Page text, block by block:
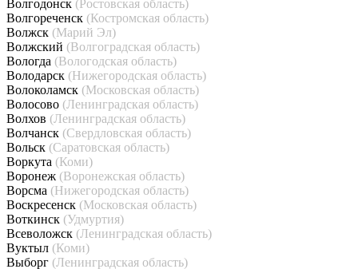
Волгодонск (Ростовская область)
Волгореченск (Костромская область)
Волжск (Марий Эл)
Волжский (Волгоградская область)
Вологда (Вологодская область)
Володарск (Нижегородская область)
Волоколамск (Московская область)
Волосово (Ленинградская область)
Волхов (Ленинградская область)
Волчанск (Свердловская область)
Вольск (Саратовская область)
Воркута (Коми)
Воронеж (Воронежская область)
Ворсма (Нижегородская область)
Воскресенск (Московская область)
Воткинск (Удмуртия)
Всеволожск (Ленинградская область)
Вуктыл (Коми)
Выборг (Ленинградская область)